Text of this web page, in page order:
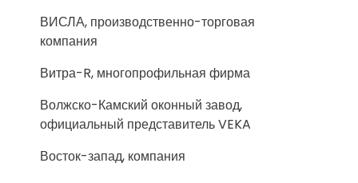
ВИСЛА, производственно-торговая
компания
Витра-R, многопрофильная фирма
Волжско-Камский оконный завод,
официальный представитель VEKA
Восток-запад, компания